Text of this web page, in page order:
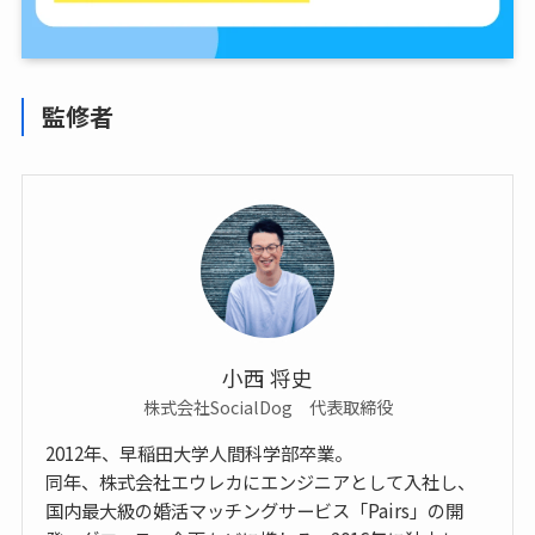
監修者
小西 将史
株式会社SocialDog 代表取締役
2012年、早稲田大学人間科学部卒業。
同年、株式会社エウレカにエンジニアとして入社し、
国内最大級の婚活マッチングサービス「Pairs」の開